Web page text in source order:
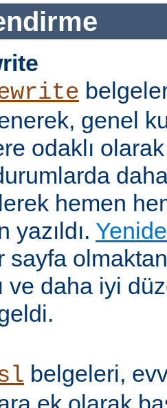
genel
odaklı
hemen
yazıldı.
sayfa
ve daha iyi
belgeleri,